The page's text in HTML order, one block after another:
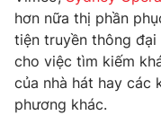
Chất lượng cuộc sống
Học trực tuyến
Công nghệ
Hitech Công nghệ
Sản phẩm
Thị trường
Giao lưu trực tuyến
Lịch phát sóng
hơn nữa thị phần
tiện truyền thông
cho việc tìm kiếm
của nhà hát hay các
phương khác.